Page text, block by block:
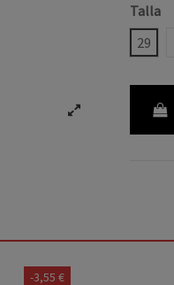
Talla
29
-3,55 €